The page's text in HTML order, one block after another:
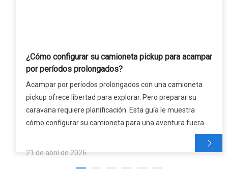
¿Cómo configurar su camioneta pickup para acampar
por períodos prolongados?
Acampar por períodos prolongados con una camioneta
pickup ofrece libertad para explorar. Pero preparar su
caravana requiere planificación. Esta guía le muestra
cómo configurar su camioneta para una aventura fuera
de la red. Aprenderá cómo agregar sistemas de energía,
aislamiento y almacenamiento. Esto hará que su
21 de abril de 2026